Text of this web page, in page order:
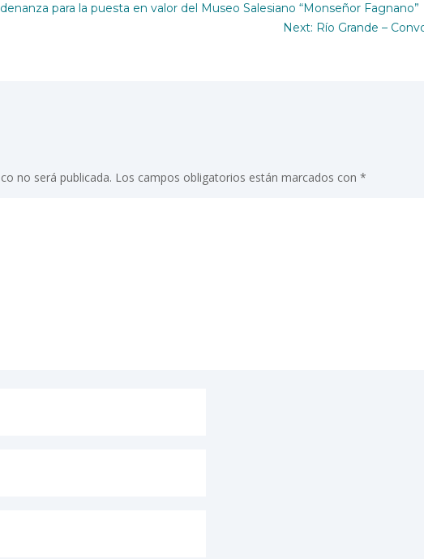
para la puesta en valor del Museo Salesiano “Monseñor Fagnano”
Next: Río Grande –
no será publicada. Los campos obligatorios están marcados con*